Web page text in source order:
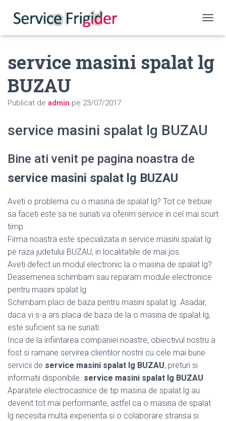
service masini spalat lg
BUZAU
Publicat de admin pe 23/07/2017
service masini spalat lg BUZAU
Bine ati venit pe pagina noastra de
service masini spalat lg BUZAU
Aveti o problema cu o masina de spalat lg? Tot ce trebuie
sa faceti este sa ne sunati va oferim service in cel mai scurt
timp.
Firma noastra este specializata in service masini spalat lg
pe raza judetului BUZAU, in localitatiile de mai jos.
Aveti defect un modul electronic la o masina de spalat lg?
Deasemenea schimbam sau reparam module electronice
pentru masini spalat lg
Schimbam placi de baza pentru masini spalat lg. Asadar,
daca vi s-a ars placa de baza de la o masina de spalat lg,
este suficient sa ne sunati.
Inca de la infiintarea companiei noastre, obiectivul nostru a
fost si ramane servirea clientilor nostrii cu cele mai bune
servicii de service masini spalat lg BUZAU, preturi si
informatii disponibile. service masini spalat lg BUZAU
Aparatele electrocasnice de tip masina de spalat lg au
devenit tot mai performante, astfel ca o masina de spalat
lg necesita multa experienta si o colaborare stransa si